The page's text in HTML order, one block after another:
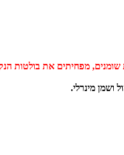
מפחיתים את בולטות